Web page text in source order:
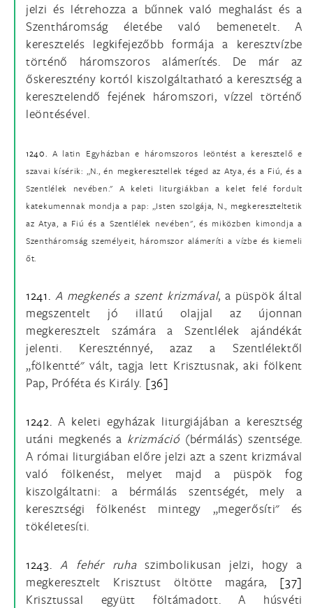
jelzi és létrehozza a bűnnek való meghalást és a
Szentháromság életébe való bemenetelt. A
keresztelés legkifejezőbb formája a keresztvízbe
történő háromszoros alámerítés. De már az
őskeresztény kortól kiszolgáltatható a keresztség a
keresztelendő fejének háromszori, vízzel történő
leöntésével.
1240. A latin Egyházban e háromszoros leöntést a keresztelő e
szavai kísérik: „N., én megkeresztellek téged az Atya, és a Fiú, és a
Szentlélek nevében." A keleti liturgiákban a kelet felé fordult
katekumennak mondja a pap: „Isten szolgája, N., megkereszteltetik
az Atya, a Fiú és a Szentlélek nevében", és miközben kimondja a
Szentháromság személyeit, háromszor alámeríti a vízbe és kiemeli
őt.
1241. A megkenés a szent krizmával, a püspök által
megszentelt jó illatú olajjal az újonnan
megkeresztelt számára a Szentlélek ajándékát
jelenti. Kereszténnyé, azaz a Szentlélektől
„fölkentté" vált, tagja lett Krisztusnak, aki fölkent
Pap, Próféta és Király. [36]
1242.A keleti egyházak liturgiájában a keresztség
utáni megkenés a krizmáció (bérmálás) szentsége.
A római liturgiában előre jelzi azt a szent krizmával
való fölkenést, melyet majd a püspök fog
kiszolgáltatni: a bérmálás szentségét, mely a
keresztségi fölkenést mintegy „megerősíti" és
tökéletesíti.
1243.A fehér ruhaszimbolikusan jelzi, hogy a
megkeresztelt Krisztust öltötte magára, [37]
Krisztussal együtt föltámadott. A húsvéti